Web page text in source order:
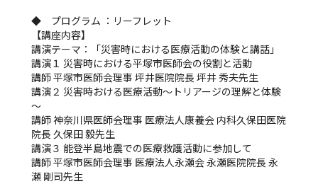
◆ プログラム ：リーフレット
【講座内容】
講演テーマ：「災害時における医療活動の体験と講話」
講演１ 災害時における平塚市医師会の役割と活動
講師 平塚市医師会理事 坪井医院院長 坪井 秀夫先生
講演２ 災害時おける医療活動～トリアージの理解と体験
～
講師 神奈川県医師会理事 医療法人康養会 内科久保田医院
院長 久保田 毅先生
講演３ 能登半島地震での医療救護活動に参加して
講師 平塚市医師会理事 医療法人永瀬会 永瀬医院院長 永
瀬 剛司先生